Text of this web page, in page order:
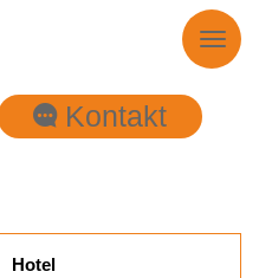
Toggle
Kontakt
Hotel